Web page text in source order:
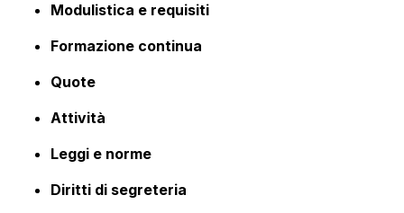
Modulistica e requisiti
Formazione continua
Quote
Attività
Leggi e norme
Diritti di segreteria